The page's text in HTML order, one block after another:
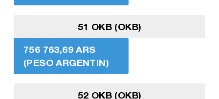
51 OKB (OKB)
756 763,69 ARS
(PESO ARGENTIN)
52 OKB (OKB)